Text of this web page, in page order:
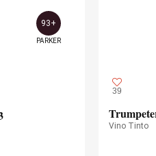
93+
PARKER
39
Vino Tinto